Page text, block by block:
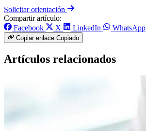
Solicitar orientación
Compartir artículo:
Facebook
X LinkedIn WhatsApp
Copiar enlace Copiado
Artículos relacionados